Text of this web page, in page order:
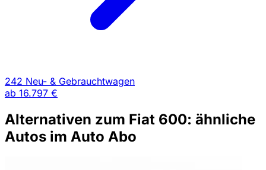
242 Neu- & Gebrauchtwagen
ab 16.797 €
Alternativen zum Fiat 600: ähnliche
Autos im Auto Abo